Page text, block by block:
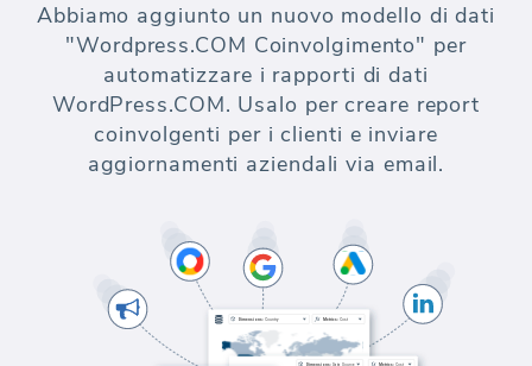
Abbiamo aggiunto un nuovo modello di dati
"Wordpress.COM Coinvolgimento" per
automatizzare i rapporti di dati
WordPress.COM. Usalo per creare report
coinvolgenti per i clienti e inviare
aggiornamenti aziendali via email.